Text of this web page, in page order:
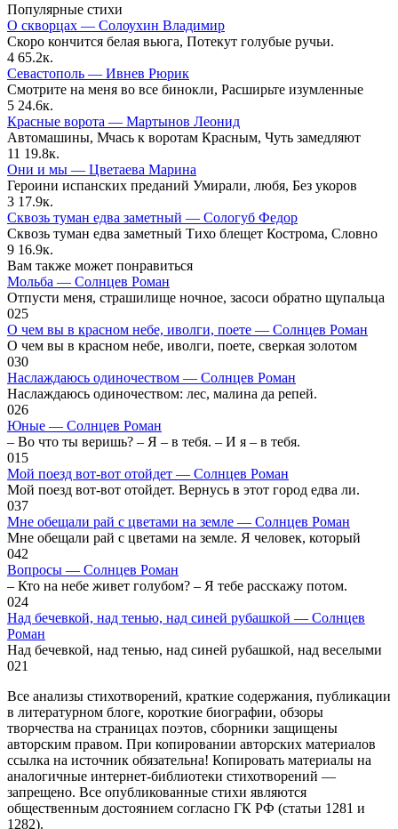
Популярные стихи
О скворцах — Солоухин Владимир
Скоро кончится белая вьюга, Потекут голубые ручьи.
4 65.2к.
Севастополь — Ивнев Рюрик
Смотрите на меня во все бинокли, Расширьте изумленные
5 24.6к.
Красные ворота — Мартынов Леонид
Автомашины, Мчась к воротам Красным, Чуть замедляют
11 19.8к.
Они и мы — Цветаева Марина
Героини испанских преданий Умирали, любя, Без укоров
3 17.9к.
Сквозь туман едва заметный — Сологуб Федор
Сквозь туман едва заметный Тихо блещет Кострома, Словно
9 16.9к.
Вам также может понравиться
Мольба — Солнцев Роман
Отпусти меня, страшилище ночное, засоси обратно щупальца
025
О чем вы в красном небе, иволги, поете — Солнцев Роман
О чем вы в красном небе, иволги, поете, сверкая золотом
030
Наслаждаюсь одиночеством — Солнцев Роман
Наслаждаюсь одиночеством: лес, малина да репей.
026
Юные — Солнцев Роман
– Во что ты веришь? – Я – в тебя. – И я – в тебя.
015
Мой поезд вот-вот отойдет — Солнцев Роман
Мой поезд вот-вот отойдет. Вернусь в этот город едва ли.
037
Мне обещали рай с цветами на земле — Солнцев Роман
Мне обещали рай с цветами на земле. Я человек, который
042
Вопросы — Солнцев Роман
– Кто на небе живет голубом? – Я тебе расскажу потом.
024
Над бечевкой, над тенью, над синей рубашкой — Солнцев
Роман
Над бечевкой, над тенью, над синей рубашкой, над веселыми
021
Все анализы стихотворений, краткие содержания, публикации
в литературном блоге, короткие биографии, обзоры
творчества на страницах поэтов, сборники защищены
авторским правом. При копировании авторских материалов
ссылка на источник обязательна! Копировать материалы на
аналогичные интернет-библиотеки стихотворений —
запрещено. Все опубликованные стихи являются
общественным достоянием согласно ГК РФ (статьи 1281 и
1282).